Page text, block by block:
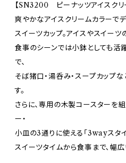
【SN3200 ピーナッツアイスクリ
爽やかなアイスクリームカラーで
スイーツカップ。アイスやスイーツ
食事のシーンでは小鉢としても活
で、
そば猪口・湯呑み・スープカップ
す。
さらに、専用の木製コースターを
ー・
小皿の3通りに使える「3wayスタイ
スイーツタイムから食事まで、幅